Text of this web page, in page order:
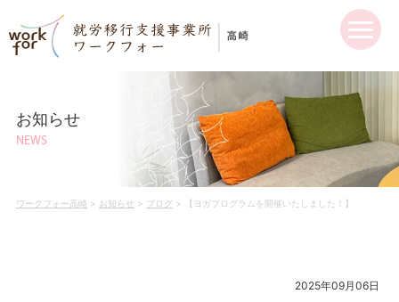
お知らせ
NEWS
ワークフォー高崎 > お知らせ > ブログ> 【ヨガプログラムを開催いたしました！】
2025年09月06日